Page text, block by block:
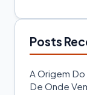
Posts
A Origem
De Onde